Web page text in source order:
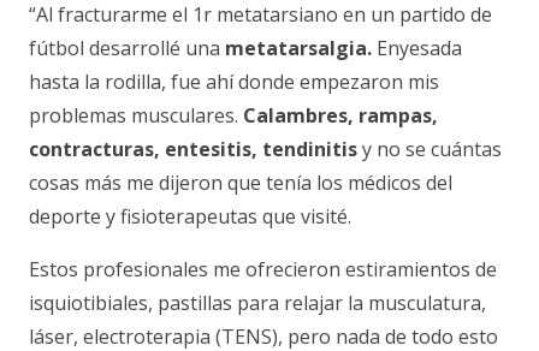
“Al fracturarme el 1r metatarsiano en un partido de
fútbol desarrollé una metatarsalgia. Enyesada
hasta la rodilla, fue ahí donde empezaron mis
problemas musculares. Calambres, rampas,
contracturas, entesitis, tendinitisy no se cuántas
cosas más me dijeron que tenía los médicos del
deporte y fisioterapeutas que visité.
Estos profesionales me ofrecieron estiramientos de
isquiotibiales, pastillas para relajar la musculatura,
láser, electroterapia (TENS), pero nada de todo esto